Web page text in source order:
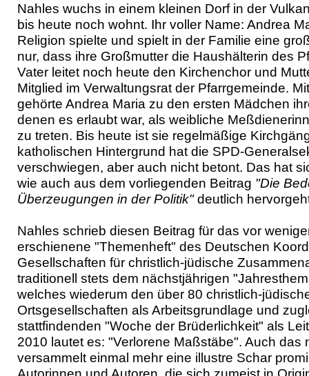
Nahles wuchs in einem kleinen Dorf in der
bis heute noch wohnt. Ihr voller Name: Andrea
Religion spielte und spielt in der Familie eine
nur, dass ihre Großmutter die Haushälterin des
Vater leitet noch heute den Kirchenchor und
Mitglied im Verwaltungsrat der Pfarrgemeinde.
gehörte Andrea Maria zu den ersten Mädchen
denen es erlaubt war, als weibliche
zu treten. Bis heute ist sie regelmäßige
katholischen Hintergrund hat die SPD-
verschwiegen, aber auch nicht betont. Das hat
wie auch aus dem vorliegenden Beitrag "Die
Überzeugungen in der Politik"deutlich
Nahles schrieb diesen Beitrag für das vor
erschienene "Themenheft" des Deutschen
Gesellschaften für christlich-jüdische
traditionell stets dem nächstjährigen
welches wiederum den über 80 christlich-
Ortsgesellschaften als Arbeitsgrundlage und
stattfindenden "Woche der Brüderlichkeit" als
2010 lautet es: "Verlorene Maßstäbe". Auch das
versammelt einmal mehr eine illustre Schar